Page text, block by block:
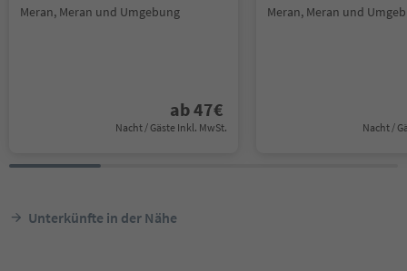
Meran, Meran und Umgebung
ab47€
Nacht / Gäste Inkl. MwSt.
Meran, Meran und
Nacht /
Unterkünfte in der Nähe